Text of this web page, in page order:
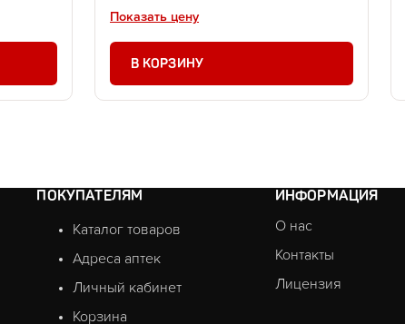
Показать цену
В КОРЗИНУ
ПОКУПАТЕЛЯМ
Каталог товаров
Адреса аптек
Личный кабинет
Корзина
ИНФОРМАЦИЯ
О нас
Контакты
Лицензия